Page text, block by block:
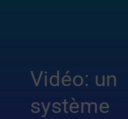
Vidéo: un
système